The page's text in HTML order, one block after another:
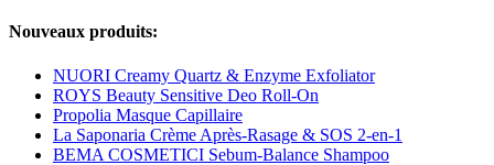
Nouveaux produits:
NUORI Creamy Quartz & Enzyme Exfoliator
ROYS Beauty Sensitive Deo Roll-On
Propolia Masque Capillaire
La Saponaria Crème Après-Rasage & SOS 2-en-1
BEMA COSMETICI Sebum-Balance Shampoo